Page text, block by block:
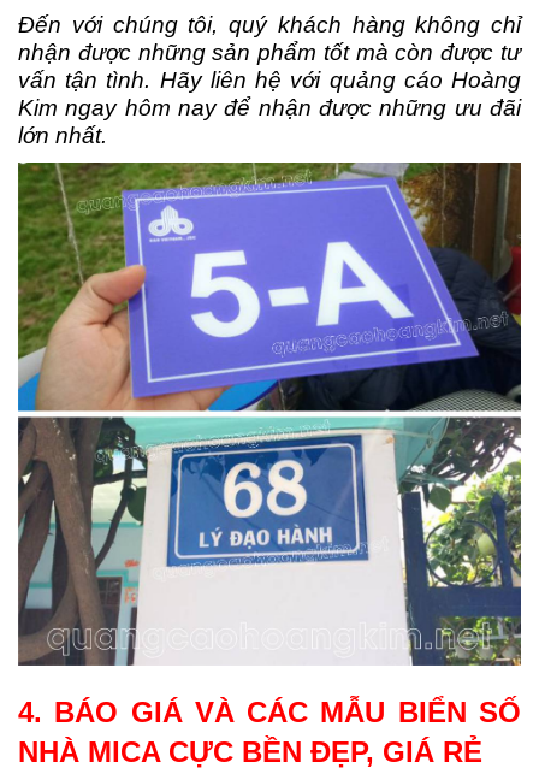
Đến với chúng tôi, quý khách hàng không chỉ
nhận được những sản phẩm tốt mà còn được tư
vấn tận tình. Hãy liên hệ với quảng cáo Hoàng
Kim ngay hôm nay để nhận được những ưu đãi
lớn nhất.
4. BÁO GIÁ VÀ CÁC MẪU BIỂN SỐ
NHÀ MICA CỰC BỀN ĐẸP, GIÁ RẺ